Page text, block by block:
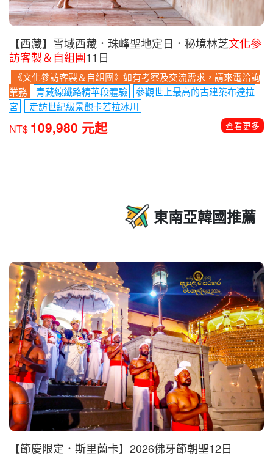
【西藏】雪域西藏．珠峰聖地定日．秘境林芝文化參
訪客製＆自組團11日
《文化參訪客製＆自組團》如有考察及交流需求，請來電洽詢
業務
青藏線鐵路精華段體驗
參觀世上最高的古建築布達拉
宮
走訪世紀級景觀卡若拉冰川
NT$ 109,980 元起 查看更多
東南亞韓國推薦
【節慶限定．斯里蘭卡】2026佛牙節朝聖12日